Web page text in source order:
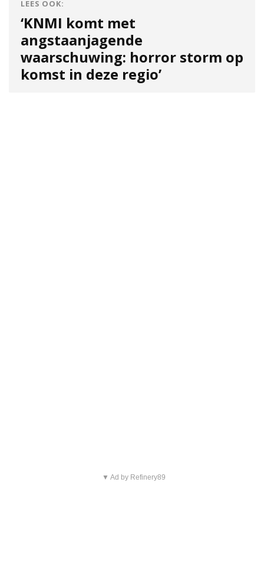
LEES OOK:
‘KNMI komt met
angstaanjagende
waarschuwing: horror storm op
komst in deze regio’
▼ Ad by Refinery89